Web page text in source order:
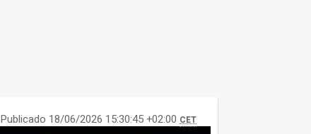
Publicado 18/06/2026 15:30:45 +02:00 CET